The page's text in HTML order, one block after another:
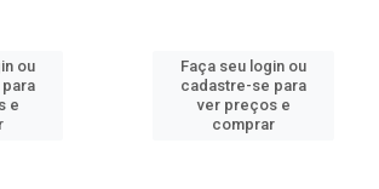
ou
e
Faça seu login ou
cadastre-se para
ver preços e
comprar